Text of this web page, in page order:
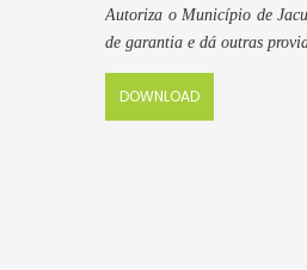
Autoriza o Município de
de garantia e dá outras
DOWNLOAD